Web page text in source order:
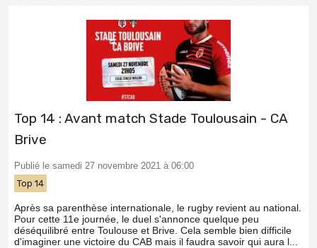
Top 14 : Avant match Stade Toulousain - CA
Brive
Publié le samedi 27 novembre 2021 à 06:00
Top 14
Après sa parenthèse internationale, le rugby revient au national.
Pour cette 11e journée, le duel s'annonce quelque peu
déséquilibré entre Toulouse et Brive. Cela semble bien difficile
d'imaginer une victoire du CAB mais il faudra savoir qui aura l...